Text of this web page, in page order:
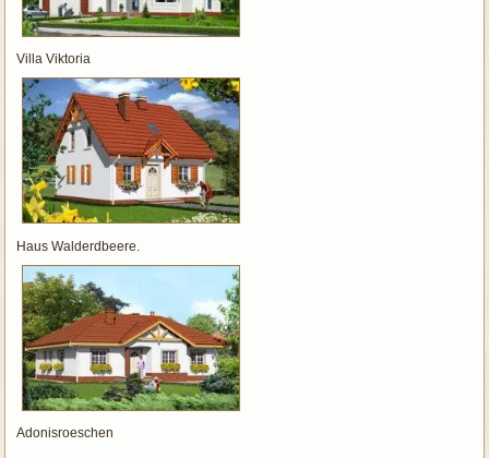
Villa Viktoria
Haus Walderdbeere.
Adonisroeschen